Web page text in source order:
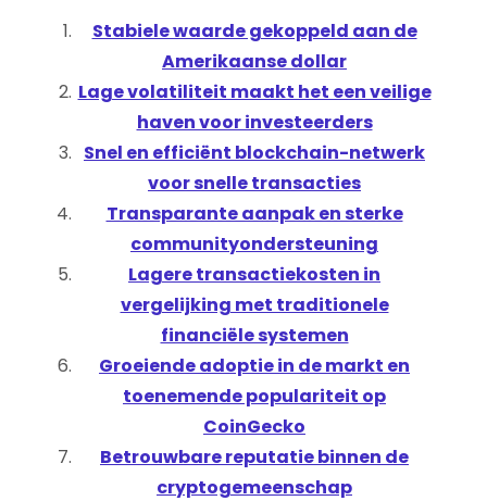
Stabiele waarde gekoppeld aan de
Amerikaanse dollar
Lage volatiliteit maakt het een veilige
haven voor investeerders
Snel en efficiënt blockchain-netwerk
voor snelle transacties
Transparante aanpak en sterke
communityondersteuning
Lagere transactiekosten in
vergelijking met traditionele
financiële systemen
Groeiende adoptie in de markt en
toenemende populariteit op
CoinGecko
Betrouwbare reputatie binnen de
cryptogemeenschap